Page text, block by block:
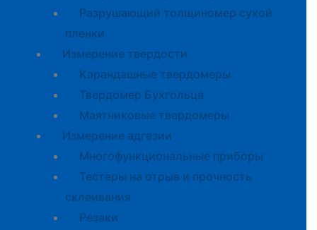
Разрушающий толщиномер сухой
пленки
Измерение твердости
Карандашные твердомеры
Твердомер Бухгольца
Маятниковые твердомеры
Измерение адгезии
Многофункциональные приборы
Тестеры на отрыв и прочность
склеивания
Резаки